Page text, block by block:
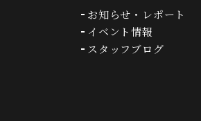
お知らせ・レポート
イベント情報
スタッフブログ